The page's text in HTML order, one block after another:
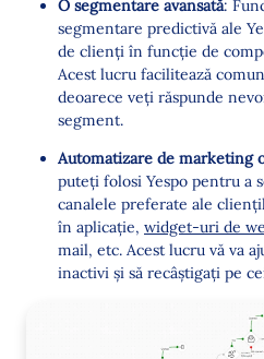
O segmentare avansată:
segmentare predictivă ale
de clienți în funcție de
Acest lucru facilitează
deoarece veți răspunde
segment.
Automatizare de marketing
puteți folosi Yespo pentru a
canalele preferate ale
în aplicație, widget-uri de
mail, etc. Acest lucru vă va
inactivi și să recâștigați pe